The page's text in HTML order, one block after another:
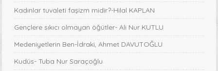
Kadınlar tuvaleti faşizm midir?-Hilal KAPLAN
Gençlere sıkıcı olmayan öğütler- Ali Nur KUTLU
Medeniyetlerin Ben-İdraki, Ahmet DAVUTOĞLU
Kudüs- Tuba Nur Saraçoğlu